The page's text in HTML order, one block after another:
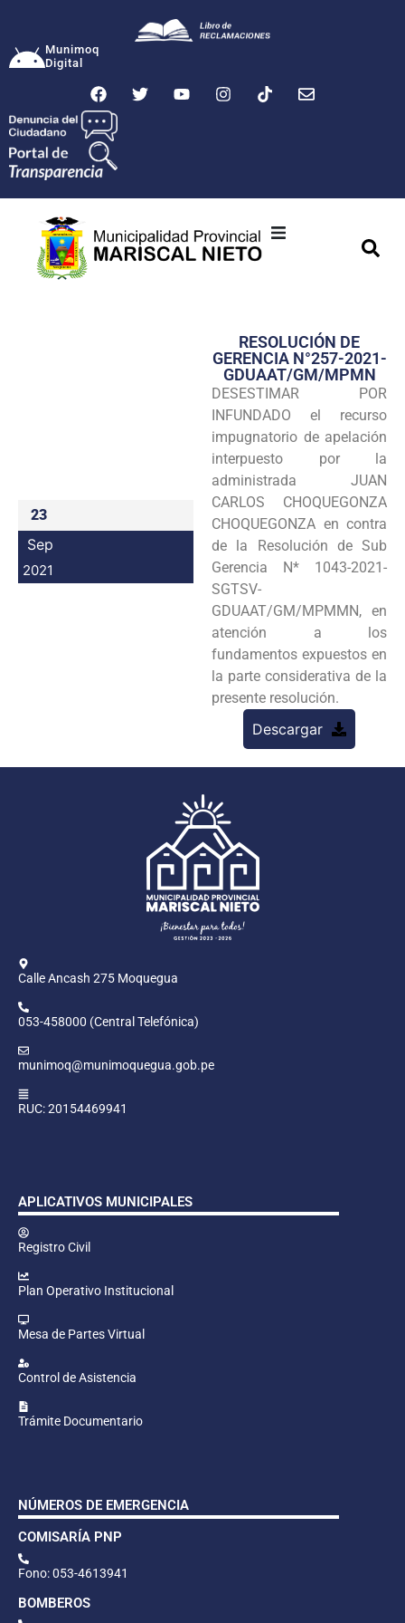
Munimoq
Digital
Transparencia
Seguridad
Programas
Intranet
23
Sep
2021
RESOLUCIÓN DE
GERENCIA N°257-2021-
GDUAAT/GM/MPMN
DESESTIMAR POR
INFUNDADO el recurso
impugnatorio de apelación
interpuesto por la
administrada JUAN
CARLOS CHOQUEGONZA
CHOQUEGONZA en contra
de la Resolución de Sub
Gerencia N* 1043-2021-
SGTSV-
GDUAAT/GM/MPMMN, en
atención a los
fundamentos expuestos en
la parte considerativa de la
presente resolución.
Descargar
Calle Ancash 275 Moquegua
053-458000 (Central Telefónica)
munimoq@munimoquegua.gob.pe
RUC: 20154469941
APLICATIVOS MUNICIPALES
Registro Civil
Plan Operativo Institucional
Mesa de Partes Virtual
Control de Asistencia
Trámite Documentario
NÚMEROS DE EMERGENCIA
COMISARÍA PNP
Fono: 053-4613941
BOMBEROS